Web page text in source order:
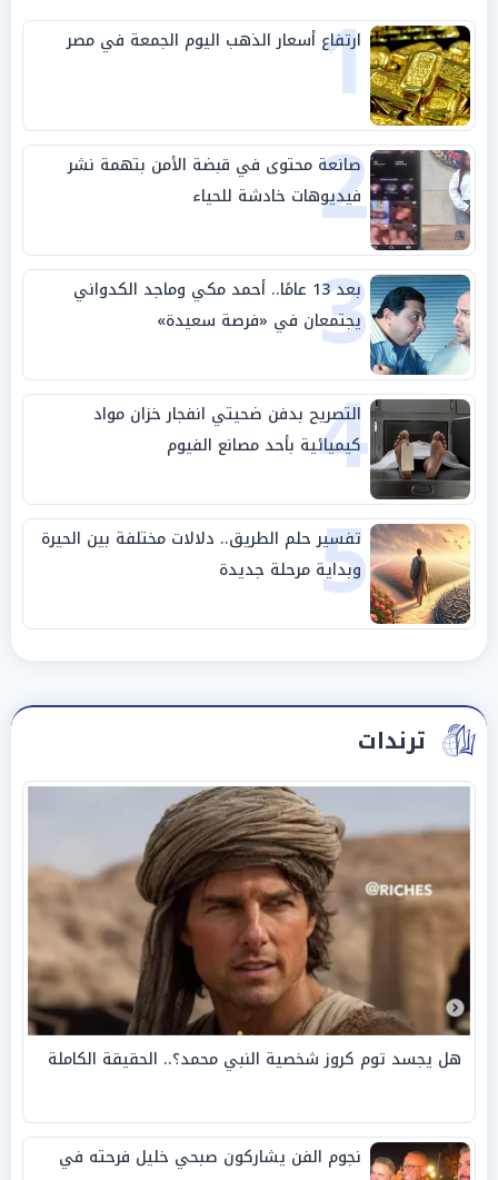
1
ارتفاع أسعار الذهب اليوم الجمعة في مصر
2
صانعة محتوى في قبضة الأمن بتهمة نشر
فيديوهات خادشة للحياء
3 بعد 13 عامًا.. أحمد مكي وماجد الكدواني
يجتمعان في «فرصة سعيدة»
4
التصريح بدفن ضحيتي انفجار خزان مواد
كيميائية بأحد مصانع الفيوم
5
تفسير حلم الطريق.. دلالات مختلفة بين الحيرة
وبداية مرحلة جديدة
ترندات
هل يجسد توم كروز شخصية النبي محمد؟.. الحقيقة الكاملة
نجوم الفن يشاركون صبحي خليل فرحته في